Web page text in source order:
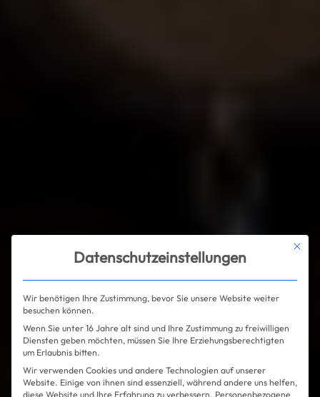
Mit
Datenschutzeinstellungen
Wir benötigen Ihre Zustimmung, bevor Sie unsere Website weiter
besuchen können.
Wenn Sie unter 16 Jahre alt sind und Ihre Zustimmung zu freiwilligen
Diensten geben möchten, müssen Sie Ihre Erziehungsberechtigten
um Erlaubnis bitten.
Wir verwenden Cookies und andere Technologien auf unserer
Website. Einige von ihnen sind essenziell, während andere uns helfen,
diese Website und Ihre Erfahrung zu verbessern. Personenbezogene